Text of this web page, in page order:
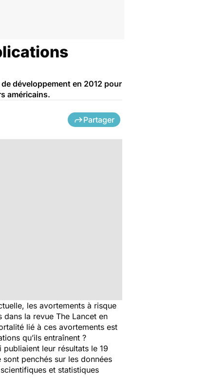
développement en 2012 pour
américains.
Partager
les avortements à risque
dans la revue The Lancet en
lié à ces avortements est
qu’ils entraînent ?
leur résultats le 19
sont penchés sur les données
et statistiques